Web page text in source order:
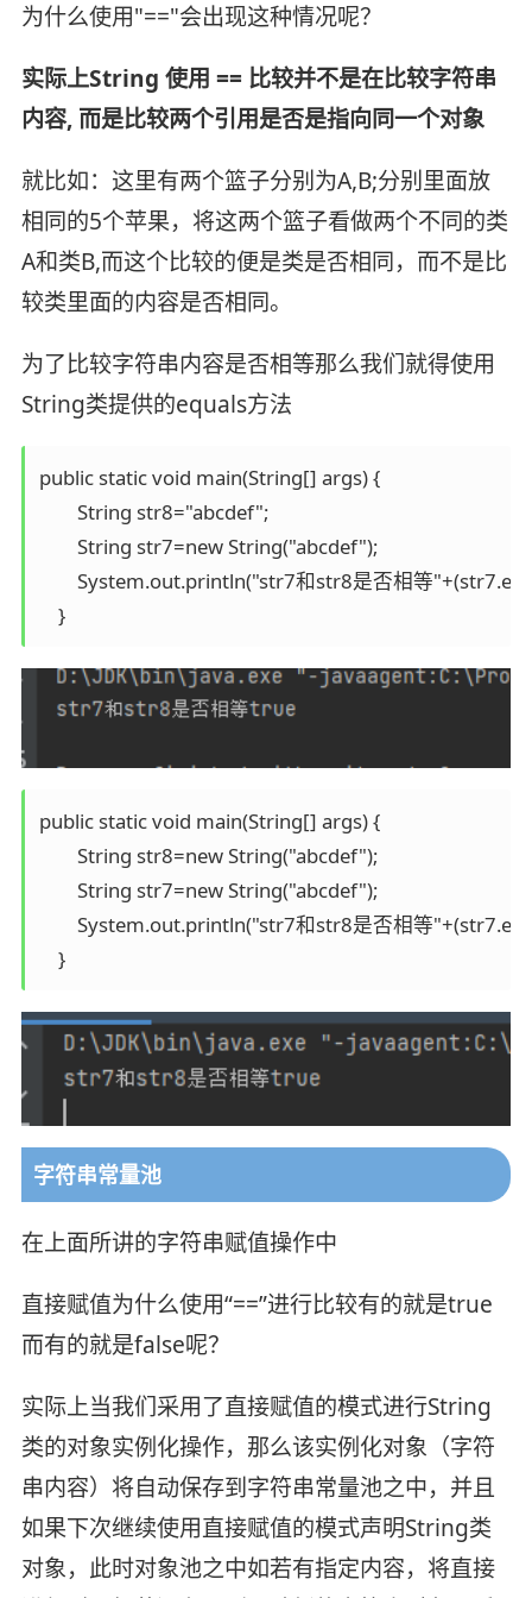
为什么使用"=="会出现这种情况呢？
实际上String 使用 == 比较并不是在比较字符串
内容, 而是比较两个引用是否是指向同一个对象
就比如：这里有两个篮子分别为A,B;分别里面放
相同的5个苹果，将这两个篮子看做两个不同的类
A和类B,而这个比较的便是类是否相同，而不是比
较类里面的内容是否相同。
为了比较字符串内容是否相等那么我们就得使用
String类提供的equals方法
public static void main(String[] args) {
        String str8="abcdef";
        String str7=new String("abcdef");
System.out.println("str7和str8是否相等
    }
public static void main(String[] args) {
        String str8=new String("abcdef");
        String str7=new String("abcdef");
System.out.println("str7和str8是否相等
    }
字符串常量池
在上面所讲的字符串赋值操作中
直接赋值为什么使用“==”进行比较有的就是true
而有的就是false呢？
实际上当我们采用了直接赋值的模式进行String
类的对象实例化操作，那么该实例化对象（字符
串内容）将自动保存到字符串常量池之中，并且
如果下次继续使用直接赋值的模式声明String类
对象，此时对象池之中如若有指定内容，将直接